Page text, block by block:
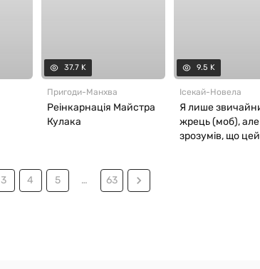
37.7 K
Пригоди-Манхва
Реiнкарнацiя Майстра
Кулака
9.5 K
Ісекай-Новела
Я лише
жрець (моб),
зрозумів, що
3 4 5 … 63